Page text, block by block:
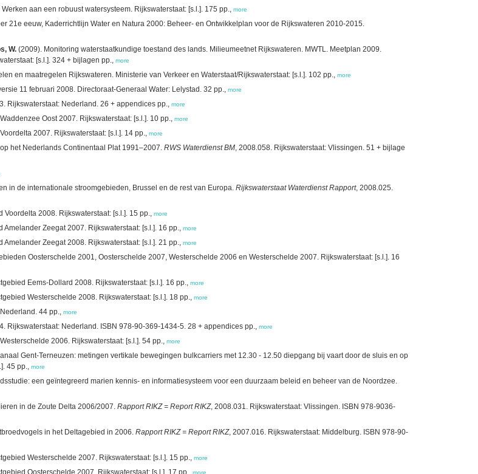
aan een robuust watersysteem. Rijkswaterstaat: [s.l.]. 175 pp., more
21e eeuw, Kaderrichtlijn Water en Natura 2000: Beheer- en Ontwikkelplan voor de Rijkswateren 2010-2015.
W. (2009). Monitoring waterstaatkundige toestand des lands. Milieumeetnet Rijkswateren. MWTL. Meetplan 2009.
[s.l.]. 324 + bijlagen pp., more
en maatregelen Rijkswateren. Ministerie van Verkeer en Waterstaat/Rijkswaterstaat: [s.l.]. 102 pp., more
11 februari 2008. Directoraat-Generaal Water: Lelystad. 32 pp., more
Rijkswaterstaat: Nederland. 26 + appendices pp., more
Oost 2007. Rijkswaterstaat: [s.l.]. 10 pp., more
2007. Rijkswaterstaat: [s.l.]. 14 pp., more
het Nederlands Continentaal Plat 1991–2007. RWS Waterdienst BM, 2008.058. Rijkswaterstaat: Vlissingen. 51 + bijlage
in de internationale stroomgebieden, Brussel en de rest van Europa. Rijkswaterstaat Waterdienst Rapport, 2008.025.
2008. Rijkswaterstaat: [s.l.]. 15 pp., more
Zeegat 2007. Rijkswaterstaat: [s.l.]. 16 pp., more
Zeegat 2008. Rijkswaterstaat: [s.l.]. 21 pp., more
Oosterschelde 2001, Oosterschelde 2007, Westerschelde 2006 en Westerschelde 2007. Rijkswaterstaat: [s.l.]. 16
Eems-Dollard 2008. Rijkswaterstaat: [s.l.]. 16 pp., more
Westerschelde 2008. Rijkswaterstaat: [s.l.]. 18 pp., more
44 pp., more
Rijkswaterstaat: Nederland. ISBN 978-90-369-1434-5. 28 + appendices pp., more
2006. Rijkswaterstaat: [s.l.]. 54 pp., more
Gent-Terneuzen: metingen vertikale bewegingen bulkcarriers met 12.30 - 12.50 diepgang bij vaart door de sluis en op
45 pp., more
een geïntegreerd marien kennis- en informatiesysteem voor een duurzaam beleid en beheer van de Noordzee.
in de Zoute Delta 2006/2007. Rapport RIKZ = Report RIKZ, 2008.031. Rijkswaterstaat: Vlissingen. ISBN 978-9036-
in het Deltagebied in 2006. Rapport RIKZ = Report RIKZ, 2007.016. Rijkswaterstaat: Middelburg. ISBN 978-90-
Westerschelde 2007. Rijkswaterstaat: [s.l.]. 15 pp., more
Oosterschelde 2007. Rijkswaterstaat: [s.l.]. 17 pp., more